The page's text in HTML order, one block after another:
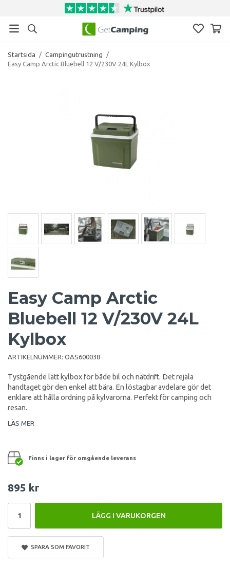
Startsida / Campingutrustning
/
Easy Camp Arctic Bluebell 12 V/230V 24L Kylbox
Easy Camp Arctic
Bluebell 12 V/230V 24L
Kylbox
ARTIKELNUMMER: OAS600038
Tystgående lätt kylbox för både bil och nätdrift. Det rejäla
handtaget gör den enkel att bära. En löstagbar avdelare gör det
enklare att hålla ordning på kylvarorna. Perfekt för camping och
resan.
LÄS MER
Finns i lager för omgående leverans
895 kr
LÄGG I VARUKORGEN
SPARA SOM FAVORIT